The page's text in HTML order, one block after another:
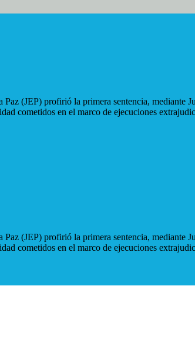
(JEP) profirió la primera sentencia, mediante
cometidos en el marco de ejecuciones
(JEP) profirió la primera sentencia, mediante
cometidos en el marco de ejecuciones